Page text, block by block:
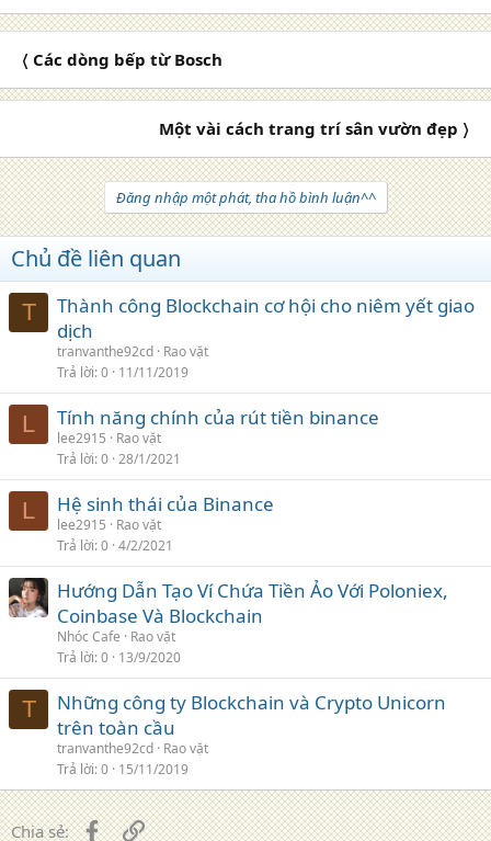
〈 Các dòng bếp từ Bosch
Một vài cách trang trí sân vườn đẹp 〉
Đăng nhập một phát, tha hồ bình luận^^
Chủ đề liên quan
T
Thành công Blockchain cơ hội cho niêm yết giao
dịch
tranvanthe92cd Rao vặt
Trả lời 0 11/11/2019
L Tính năng chính của rút tiền binance
lee2915
Rao vặt
Trả lời 0 28/1/2021
L Hệ sinh thái của Binance
lee2915
Rao vặt
Trả lời 0 4/2/2021
Hướng Dẫn Tạo Ví Chứa Tiền Ảo Với Poloniex,
Coinbase Và Blockchain
Nhóc Cafe
Rao vặt
Trả lời 0 13/9/2020
T
Những công ty Blockchain và Crypto Unicorn
trên toàn cầu
tranvanthe92cd Rao vặt
Trả lời 0 15/11/2019
Chia sẻ: FacebookLiên kết